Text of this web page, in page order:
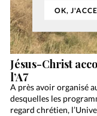
OK,
Jésus-Christ
l’A7
A près avoir organisé
desquelles les
regard chrétien,